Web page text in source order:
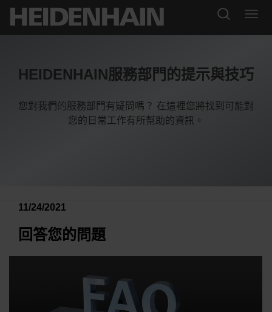
HEIDENHAIN服務部門的提示與技巧
您對我們的服務部門有疑問嗎？ 在這裡您將找到可能對
您的日常工作有所幫助的資訊。
11/24/2021
回答您的問題